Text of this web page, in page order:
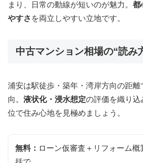
まり、日常の動線が短いのが魅力。 都
やすさ を両立しやすい立地です。
中古マンション相場の“読み
浦安は駅徒歩・築年・湾岸方向の距離
向。 液状化・浸水想定の評価を織り
位で住み心地を見極めましょう。
無料： ローン仮審査＋リフォーム